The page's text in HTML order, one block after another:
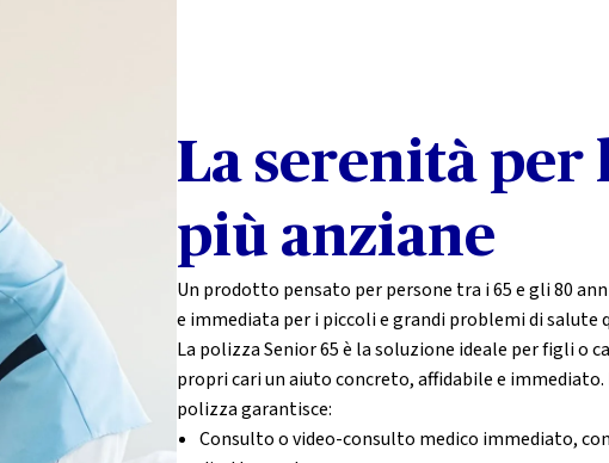
La serenità per
più anziane
Un prodotto pensato per persone tra i 65 e gli 80
e immediata per i piccoli e grandi problemi di salute
La polizza Senior 65 è la soluzione ideale per figli o
propri cari un aiuto concreto, affidabile e
polizza garantisce:
Consulto o video-consulto medico immediato,